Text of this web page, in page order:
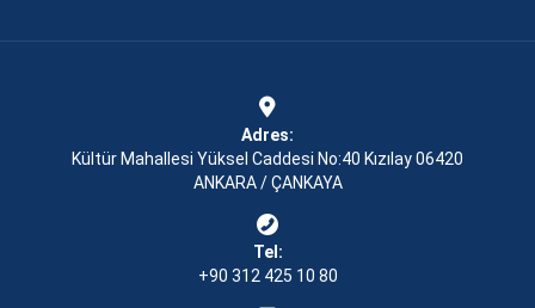
Adres:
Kültür Mahallesi Yüksel Caddesi No:40 Kızılay 06420
ANKARA / ÇANKAYA
Tel:
+90 312 425 10 80